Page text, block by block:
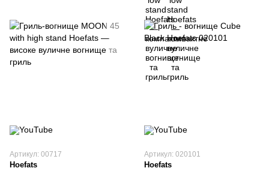
Артикул: 00717
Hoefats
Артикул: 020101
Hoefats